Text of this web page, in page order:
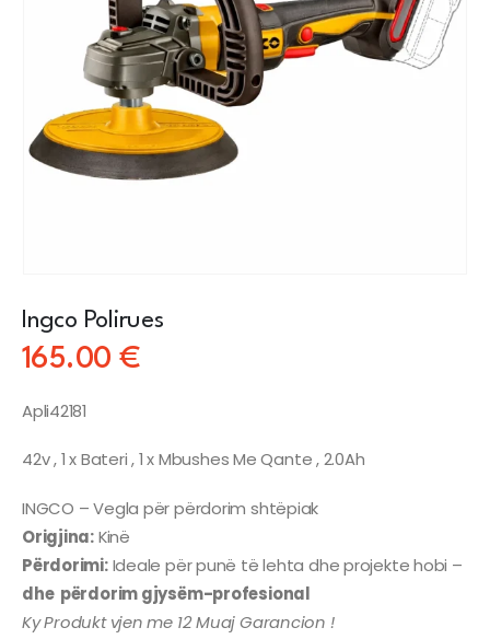
Ingco Polirues
165.00 €
Apli42181
42v , 1 x Bateri , 1 x Mbushes Me Qante , 2.0Ah
INGCO – Vegla për përdorim shtëpiak
Origjina:Kinë
Përdorimi:Ideale për punë të lehta dhe projekte hobi –
dhe përdorim gjysëm-profesional
Ky Produkt vjen me 12 Muaj Garancion !